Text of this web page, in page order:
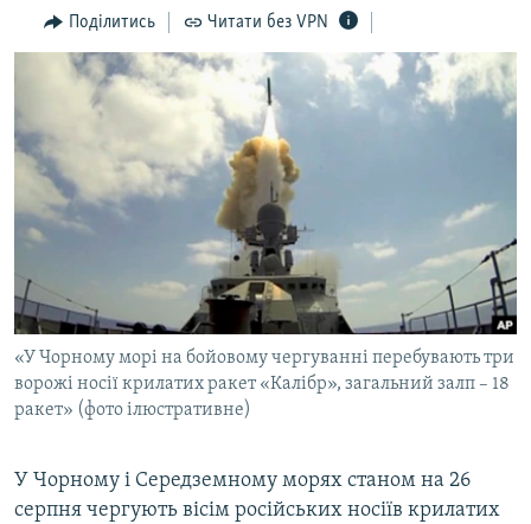
Перейти
до
ПОГЛЯД
ІНТЕРВ'Ю
ВСЕ ЗА ДЕНЬ
СПЕЦПРОЕКТИ
ДЕПОРТАЦІЯ
ВІДЕОУРОКИ «ELIFBE»
СВІДЧЕННЯ ОКУПАЦІЇ
УКРАЇНСЬКА ПРОБЛЕМА КРИМУ
ІНФОГРАФІКА
ЯК ОБІЙТИ БЛОКУВАННЯ
Qırımtatar
ДОЛУЧАЙСЯ!
Усі сайти RFE/RL
Поділитись Читати без VPN
«У Чорному морі на бойовому чергуванні перебувають три
ворожі носії крилатих ракет «Калібр», загальний залп – 18
ракет» (фото ілюстративне)
У Чорному і Середземному морях станом на 26
серпня чергують вісім російських носіїв крилатих